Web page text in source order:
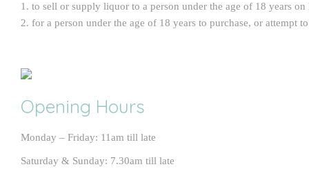
1. to sell or supply liquor to a person under the age of 18 years
2. for a person under the age of 18 years to purchase, or attempt
Opening Hours
Monday – Friday: 11am till late
Saturday & Sunday: 7.30am till late